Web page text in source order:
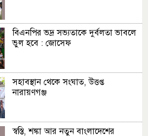
বিএনপির ভদ্র সভ্যতাকে দুর্বলতা ভাবলে
ভুল হবে : জোসেফ
সহাবস্থান থেকে সংঘাত, উত্তপ্ত
নারায়ণগঞ্জ
স্বস্তি, শঙ্কা আর নতুন বাংলাদেশের